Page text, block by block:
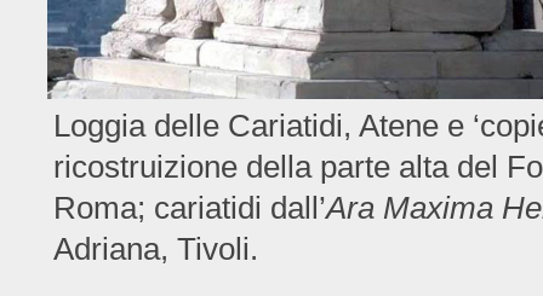
Loggia delle Cariatidi, Atene e
ricostruizione della parte alta del
Roma; cariatidi dall’Ara Maxima
Adriana, Tivoli.